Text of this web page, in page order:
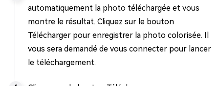
automatiquement la photo téléchargée et vous
montre le résultat. Cliquez sur le bouton
Télécharger pour enregistrer la photo colorisée. Il
vous sera demandé de vous connecter pour lancer
le téléchargement.